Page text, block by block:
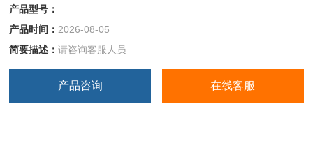
产品型号：
产品时间： 2026-08-05
简要描述：请咨询客服人员
产品咨询 在线客服